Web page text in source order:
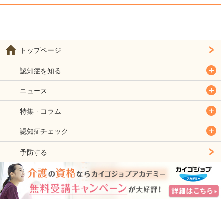
トップページ
認知症を知る
ニュース
特集・コラム
認知症チェック
予防する